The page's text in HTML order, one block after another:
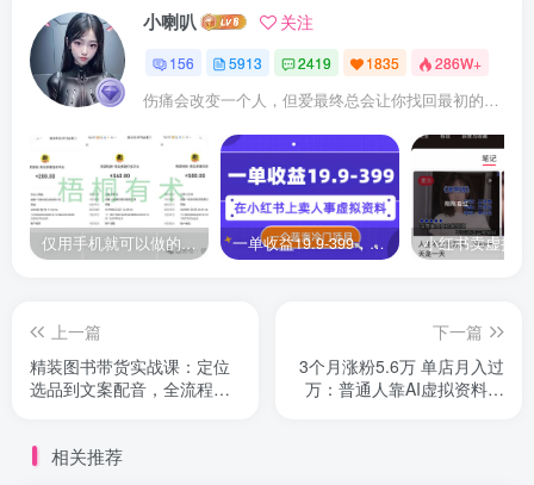
小喇叭 关注
156 5913 2419 1835 286W+
伤痛会改变一个人，但爱最终总会让你找回最初的自己
仅用手机就可以做的小项目，当天就能见钱，每天100-300 一单收益19.9-399，一个蓝海冷门项目，在小红书上卖人事虚拟资料
上一篇
精装图书带货实战课：定位
选品到文案配音，全流程打
下一篇
3个月涨粉5.6万 单店月入过
万：普通人靠AI虚拟资料逆
相关推荐